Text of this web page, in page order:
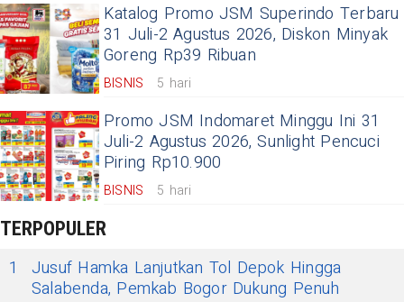
Katalog Promo JSM Superindo Terbaru
31 Juli-2 Agustus 2026, Diskon Minyak
Goreng Rp39 Ribuan
BISNIS 5 hari
Promo JSM Indomaret Minggu Ini 31
Juli-2 Agustus 2026, Sunlight Pencuci
Piring Rp10.900
BISNIS 5 hari
TERPOPULER
1
Jusuf Hamka Lanjutkan Tol Depok Hingga
Salabenda, Pemkab Bogor Dukung Penuh